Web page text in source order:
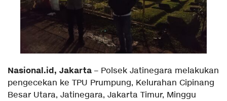
Nasional.id, Jakarta – Polsek Jatinegara melakukan
pengecekan ke TPU Prumpung, Kelurahan Cipinang
Besar Utara, Jatinegara, Jakarta Timur, Minggu